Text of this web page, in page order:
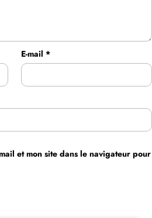
E-mail *
et mon site dans le navigateur pour